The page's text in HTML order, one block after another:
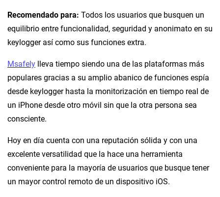
Recomendado para: Todos los usuarios que busquen un
equilibrio entre funcionalidad, seguridad y anonimato en su
keylogger así como sus funciones extra.
Msafely lleva tiempo siendo una de las plataformas más
populares gracias a su amplio abanico de funciones espía
desde keylogger hasta la monitorización en tiempo real de
un iPhone desde otro móvil sin que la otra persona sea
consciente.
Hoy en día cuenta con una reputación sólida y con una
excelente versatilidad que la hace una herramienta
conveniente para la mayoría de usuarios que busque tener
un mayor control remoto de un dispositivo iOS.